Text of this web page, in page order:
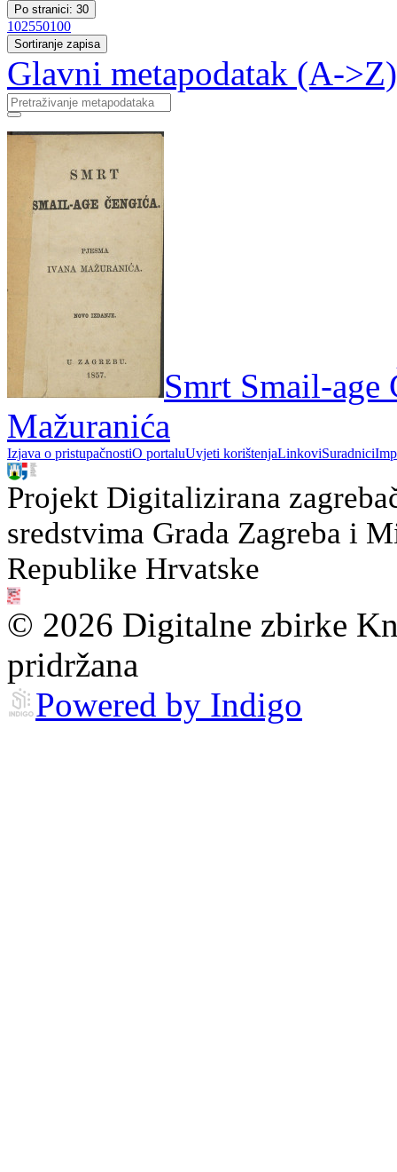
Po stranici: 30
102550100
Sortiranje zapisa
Glavni metapodatak (A->Z)
Smrt Smail-age
Mažuranića
Izjava o pristupačnostiO portaluUvjeti korištenjaLinkoviSuradnici
Projekt Digitalizirana
sredstvima Grada Zagreba i
Republike Hrvatske
© 2026 Digitalne zbirke
pridržana
Powered by Indigo